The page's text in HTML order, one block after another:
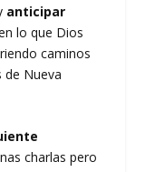
anticipar
lo que Dios
caminos
de Nueva
charlas pero